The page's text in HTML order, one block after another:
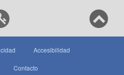
Accesibilidad
Contacto